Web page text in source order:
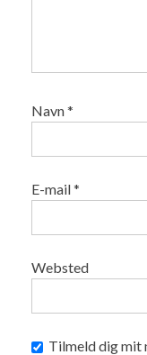
Navn*
E-mail*
Websted
Tilmeld dig mit